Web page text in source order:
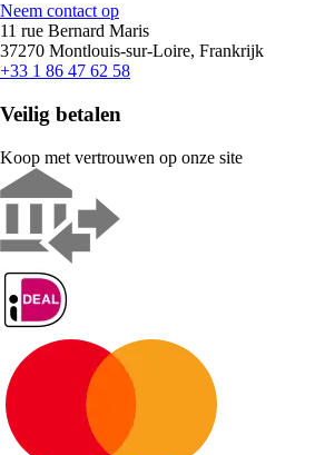
Neem contact op
11 rue Bernard Maris
37270 Montlouis-sur-Loire, Frankrijk
+33 1 86 47 62 58
Veilig betalen
Koop met vertrouwen op onze site